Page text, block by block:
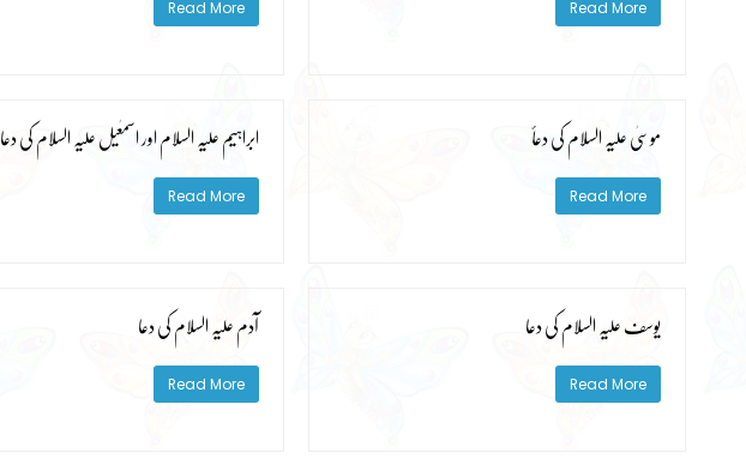
Read More
Read More
موسیٰ علیہ السلام کی دعأ
Read More
ابراہیم علیہ السلام اور اسمٰعیل علیہ السلام کی دعا
Read More
یوسف علیہ السلام کی دعا
Read More
آدم علیہ السلام کی دعا
Read More